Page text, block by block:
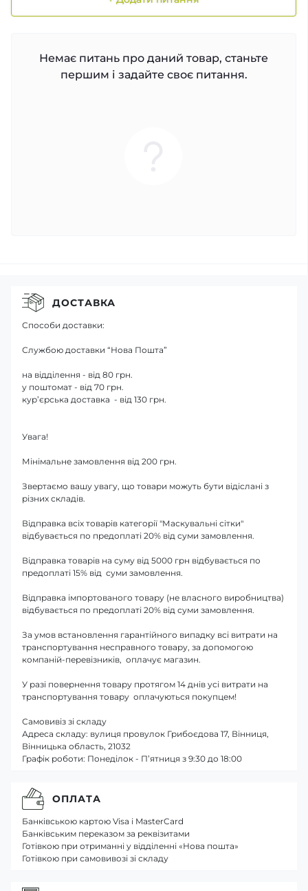
Немає питань про даний товар, станьте
першим і задайте своє питання.
ДОСТАВКА
Способи доставки:
Службою доставки “Нова Пошта”
на відділення - від 80 грн.
у поштомат - від 70 грн.
кур’єрська доставка - від 130 грн.
Увага!
Мінімальне замовлення від 200 грн.
Звертаємо вашу увагу, що товари можуть бути відіслані з
різних складів.
Відправка всіх товарів категорії "Маскувальні сітки"
відбувається по предоплаті 20% від суми замовлення.
Відправка товарів на суму від 5000 грн відбувається по
предоплаті 15% від суми замовлення.
Відправка імпортованого товару (не власного виробництва)
відбувається по предоплаті 20% від суми замовлення.
За умов встановлення гарантійного випадку всі витрати на
транспортування несправного товару, за допомогою
компаній-перевізників, оплачує магазин.
У разі повернення товару протягом 14 днів усі витрати на
транспортування товару оплачуються покупцем!
Самовивіз зі складу
Адреса складу: вулиця провулок Грибоєдова 17, Вінниця,
Вінницька область, 21032
Графік роботи: Понеділок - П’ятниця з 9:30 до 18:00
ОПЛАТА
Банківською картою Visa і MasterCard
Банківським переказом за реквізитами
Готівкою при отриманні у відділенні «Нова пошта»
Готівкою при самовивозі зі складу